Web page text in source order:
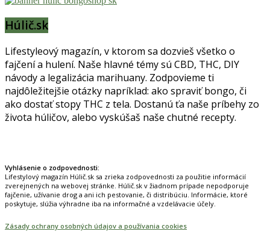
Húlič.sk
Lifestyleový magazín, v ktorom sa dozvieš všetko o
fajčení a hulení. Naše hlavné témy sú CBD, THC, DIY
návody a legalizácia marihuany. Zodpovieme ti
najdôležitejšie otázky napríklad: ako spraviť bongo, či
ako dostať stopy THC z tela. Dostanú ťa naše príbehy zo
života húličov, alebo vyskúšaš naše chutné recepty.
Vyhlásenie o zodpovednosti:
Lifestylový magazín Húlič.sk sa zrieka zodpovednosti za použitie informácií
zverejnených na webovej stránke. Húlič.sk v žiadnom prípade nepodporuje
fajčenie, užívanie drog a ani ich pestovanie, či distribúciu. Informácie, ktoré
poskytuje, slúžia výhradne iba na informačné a vzdelávacie účely.
Zásady ochrany osobných údajov a používania cookies